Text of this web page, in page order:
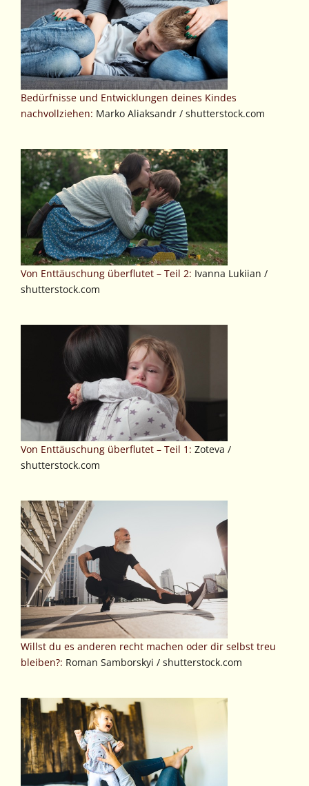
Bedürfnisse und Entwicklungen deines Kindes
nachvollziehen: Marko Aliaksandr / shutterstock.com
Von Enttäuschung überflutet – Teil 2: Ivanna Lukiian /
shutterstock.com
Von Enttäuschung überflutet – Teil 1: Zoteva /
shutterstock.com
Willst du es anderen recht machen oder dir selbst treu
bleiben?: Roman Samborskyi / shutterstock.com